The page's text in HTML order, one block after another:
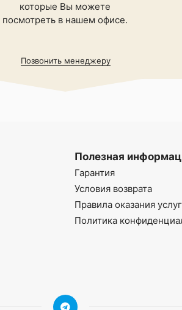
которые Вы можете
посмотреть в нашем офисе.
Позвонить менеджеру
Полезная
Гарантия
Условия возврата
Правила оказания услуг
Политика